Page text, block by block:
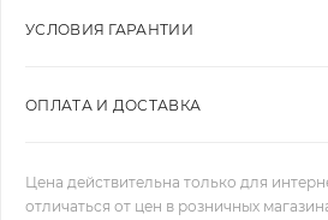
УСЛОВИЯ ГАРАНТИИ
ОПЛАТА И ДОСТАВКА
Цена действительна только для
отличаться от цен в розничных